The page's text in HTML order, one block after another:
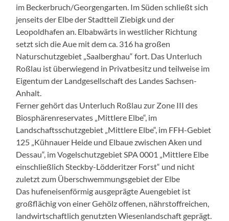
im Beckerbruch/Georgengarten. Im Süden schließt sich
jenseits der Elbe der Stadtteil Ziebigk und der
Leopoldhafen an. Elbabwärts in westlicher Richtung
setzt sich die Aue mit dem ca. 316 ha großen
Naturschutzgebiet „Saalberghau“ fort. Das Unterluch
Roßlau ist überwiegend in Privatbesitz und teilweise im
Eigentum der Landgesellschaft des Landes Sachsen-
Anhalt.
Ferner gehört das Unterluch Roßlau zur Zone III des
Biosphärenreservates „Mittlere Elbe“, im
Landschaftsschutzgebiet „Mittlere Elbe“, im FFH-Gebiet
125 „Kühnauer Heide und Elbaue zwischen Aken und
Dessau“, im Vogelschutzgebiet SPA 0001 „Mittlere Elbe
einschließlich Steckby-Lödderitzer Forst“ und nicht
zuletzt zum Überschwemmungsgebiet der Elbe
Das hufeneisenförmig ausgeprägte Auengebiet ist
großflächig von einer Gehölz offenen, nährstoffreichen,
landwirtschaftlich genutzten Wiesenlandschaft geprägt.